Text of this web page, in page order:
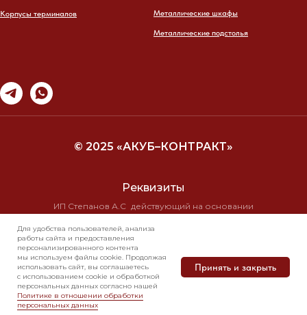
Корпусы терминалов Металлические шкафы
Металлические подстолья
ИП Степанов А.С действующий на основании
№ 10/19710 от 16.11.99г
ИНН 7723 2584 8295 КПП 0
ОГРН 304770001286823
Реквизиты
© 2025 «АКУБ–КОНТРАКТ»
Политика в отношении обработки
персональных данных
Для удобства пользователей, анализа
работы сайта и предоставления
персонализированного контента
мы используем файлы cookie. Продолжая
использовать сайт, вы соглашаетесь
с использованием cookie и обработкой
персональных данных согласно нашей
Политике в отношении обработки
персональных данных
Принять и закрыть